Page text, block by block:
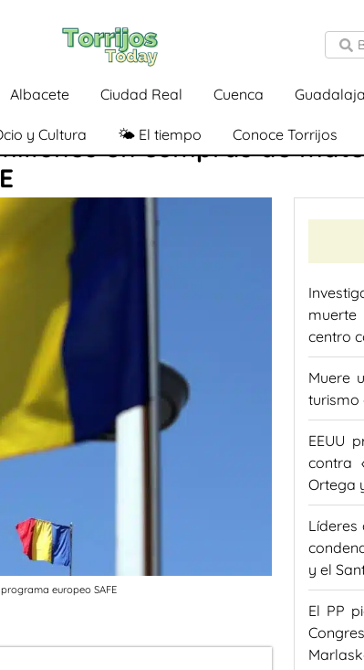
Albacete Ciudad Real Cuenca
y Cultura 🌤️ El tiempo Conoce Torrijos
en compras de
europeo SAFE
centro
Muere
turismo
EEUU
contra
Ortega
Líderes
y el
El PP